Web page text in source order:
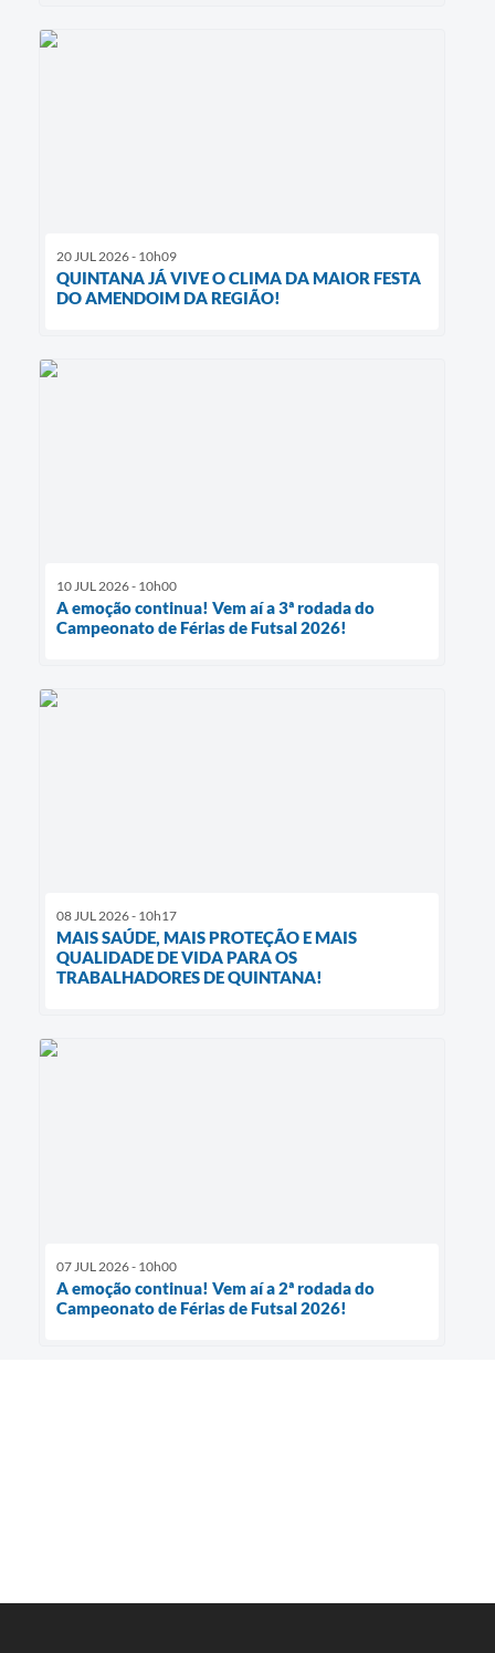
20 JUL 2026 - 10h09
QUINTANA JÁ VIVE O CLIMA DA MAIOR FESTA
DO AMENDOIM DA REGIÃO!
10 JUL 2026 - 10h00
A emoção continua! Vem aí a 3ª rodada do
Campeonato de Férias de Futsal 2026!
08 JUL 2026 - 10h17
MAIS SAÚDE, MAIS PROTEÇÃO E MAIS
QUALIDADE DE VIDA PARA OS
TRABALHADORES DE QUINTANA!
07 JUL 2026 - 10h00
A emoção continua! Vem aí a 2ª rodada do
Campeonato de Férias de Futsal 2026!